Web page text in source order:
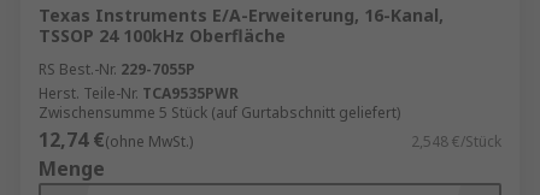
Texas Instruments E/A-Erweiterung, 16-Kanal,
TSSOP 24 100kHz Oberfläche
RS Best.-Nr. 229-7055P
Herst. Teile-Nr. TCA9535PWR
Zwischensumme 5 Stück (auf Gurtabschnitt geliefert)
12,74 €(ohne MwSt.) 2,548 €/Stück
Menge